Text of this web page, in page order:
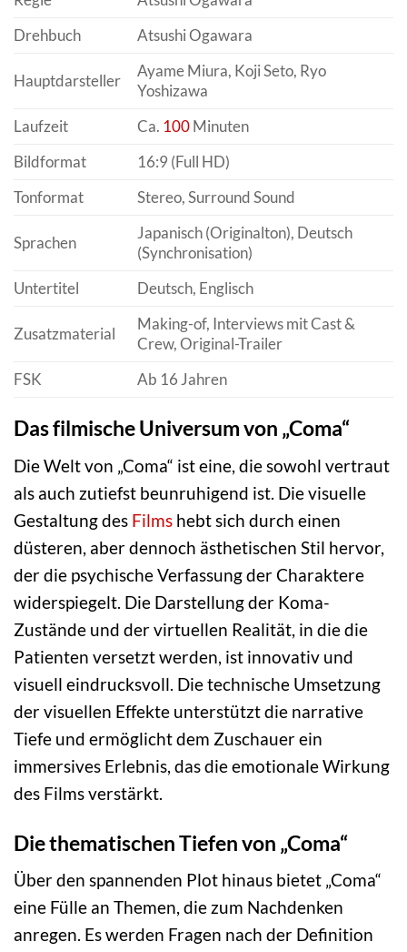
Drehbuch
Atsushi Ogawara
Hauptdarsteller
Ayame Miura, Koji Seto, Ryo
Yoshizawa
Laufzeit
Ca. 100Minuten
Bildformat
16:9 (Full HD)
Tonformat
Stereo, Surround Sound
Sprachen
Japanisch (Originalton), Deutsch
(Synchronisation)
Untertitel
Deutsch, Englisch
Zusatzmaterial
Making-of, Interviews mit Cast &
Crew, Original-Trailer
FSK
Ab 16 Jahren
Das filmische Universum von „Coma“
Die Welt von „Coma“ ist eine, die sowohl vertraut
als auch zutiefst beunruhigend ist. Die visuelle
Gestaltung des Films hebt sich durch einen
düsteren, aber dennoch ästhetischen Stil hervor,
der die psychische Verfassung der Charaktere
widerspiegelt. Die Darstellung der Koma-
Zustände und der virtuellen Realität, in die die
Patienten versetzt werden, ist innovativ und
visuell eindrucksvoll. Die technische Umsetzung
der visuellen Effekte unterstützt die narrative
Tiefe und ermöglicht dem Zuschauer ein
immersives Erlebnis, das die emotionale Wirkung
des Films verstärkt.
Die thematischen Tiefen von „Coma“
Über den spannenden Plot hinaus bietet „Coma“
eine Fülle an Themen, die zum Nachdenken
anregen. Es werden Fragen nach der Definition